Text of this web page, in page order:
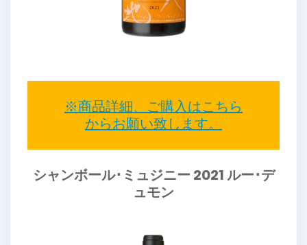
※商品詳細、ご購入はこちら
からお願い致します。
シャンボール･ミュジニー 2021 ルー･デ
ュモン